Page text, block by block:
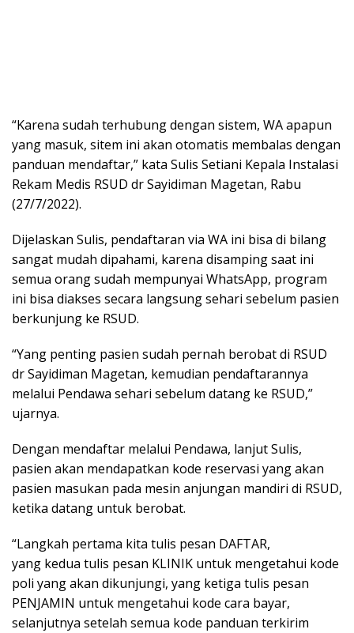
“Karena sudah terhubung dengan sistem, WA apapun
yang masuk, sitem ini akan otomatis membalas dengan
panduan mendaftar,” kata Sulis Setiani Kepala Instalasi
Rekam Medis RSUD dr Sayidiman Magetan, Rabu
(27/7/2022).
Dijelaskan Sulis, pendaftaran via WA ini bisa di bilang
sangat mudah dipahami, karena disamping saat ini
semua orang sudah mempunyai WhatsApp, program
ini bisa diakses secara langsung sehari sebelum pasien
berkunjung ke RSUD.
“Yang penting pasien sudah pernah berobat di RSUD
dr Sayidiman Magetan, kemudian pendaftarannya
melalui Pendawa sehari sebelum datang ke RSUD,”
ujarnya.
Dengan mendaftar melalui Pendawa, lanjut Sulis,
pasien akan mendapatkan kode reservasi yang akan
pasien masukan pada mesin anjungan mandiri di RSUD,
ketika datang untuk berobat.
“Langkah pertama kita tulis pesan DAFTAR,
yang kedua tulis pesan KLINIK untuk mengetahui kode
poli yang akan dikunjungi, yang ketiga tulis pesan
PENJAMIN untuk mengetahui kode cara bayar,
selanjutnya setelah semua kode panduan terkirim